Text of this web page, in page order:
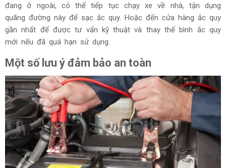
đang ở ngoài, có thể tiếp tục chạy xe về nhà, tận dụng
quãng đường này để sạc ắc quy. Hoặc đến cửa hàng ắc quy
gần nhất để được tư vấn kỹ thuật và thay thế bình ắc quy
mới nếu đã quá hạn sử dụng.
Một số lưu ý đảm bảo an toàn